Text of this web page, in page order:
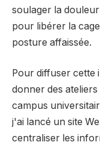
soulager la
pour libérer la
posture affaissée.
Pour diffuser cette
donner des
campus
j'ai lancé un site
centraliser les